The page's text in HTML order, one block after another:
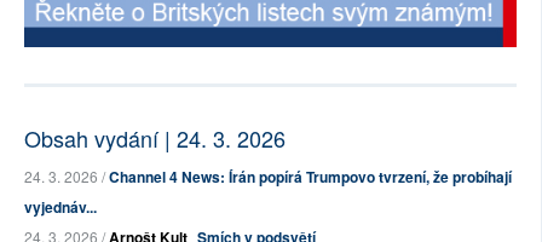
Obsah vydání | 24. 3. 2026
24. 3. 2026 /Channel 4 News: Írán popírá Trumpovo tvrzení, že probíhají
vyjednáv...
24. 3. 2026 /Arnošt Kult Smích v podsvětí